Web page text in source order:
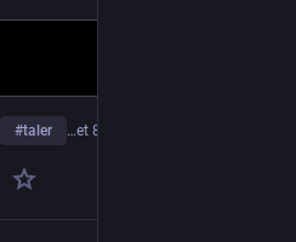
#taler …et 8 de plus